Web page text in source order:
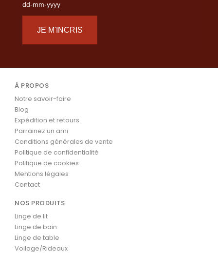
dd-mm-yyyy
JE M'INCRIS
À PROPOS
Notre savoir-faire
Blog
Expédition et retours
Parrainez un ami
Conditions générales de vente
Politique de confidentialité
Politique de cookies
Mentions légales
Contact
NOS PRODUITS
Linge de lit
Linge de bain
Linge de table
Voilage/Rideaux